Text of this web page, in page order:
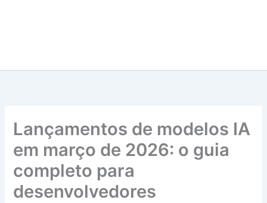
Lançamentos de modelos IA
em março de 2026: o guia
completo para
desenvolvedores